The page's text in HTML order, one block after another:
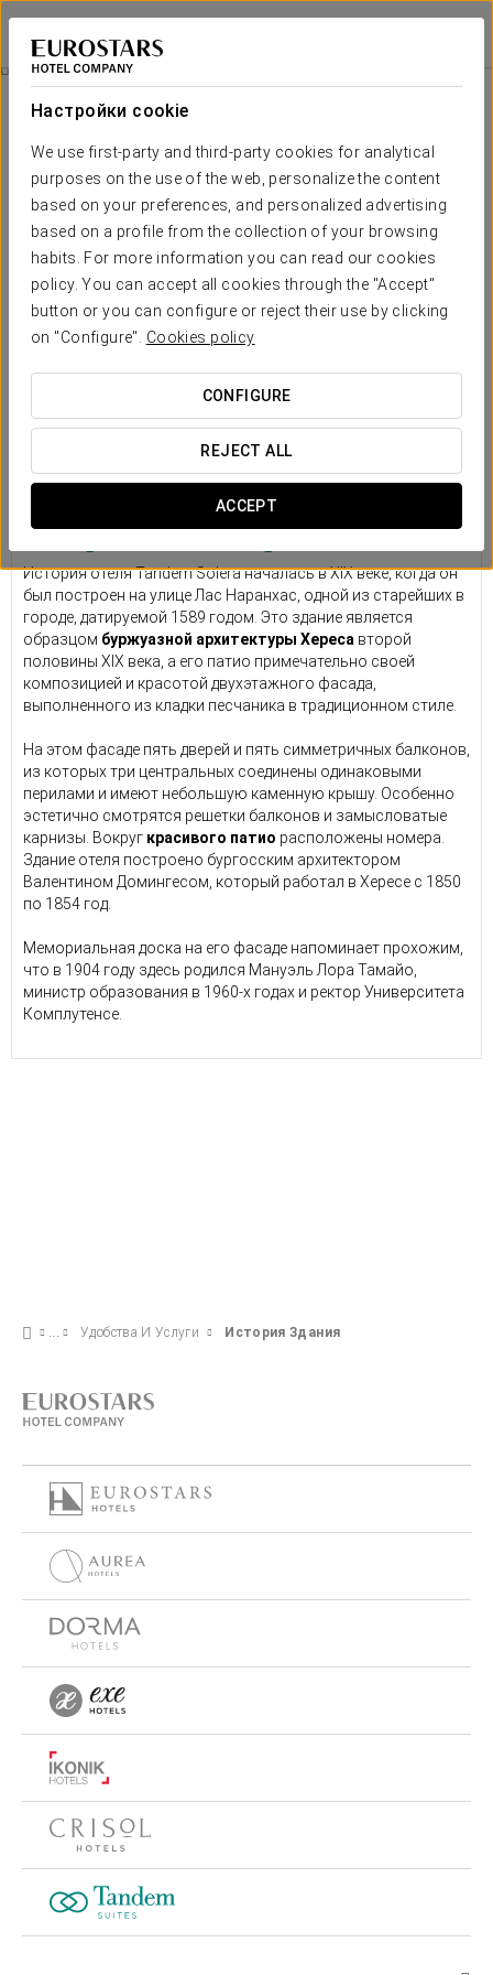
Настройки cookie
We use first-party and third-party cookies for analytical
purposes on the use of the web, personalize the content
based on your preferences, and personalized advertising
based on a profile from the collection of your browsing
habits. For more information you can read our cookies
policy. You can accept all cookies through the "Accept"
button or you can configure or reject their use by clicking
on "Configure". Cookies policy
CONFIGURE
REJECT ALL
ACCEPT
Tandem Solera
КАДИС - ХЕРЕС-ДЕ-ЛА-ФРОНТЕРА
История Здания
Размещение в очаровательном
историческом Хересе
История отеля Tandem Solera началась в XIX веке, когда он
был построен на улице Лас Наранхас, одной из старейших в
городе, датируемой 1589 годом. Это здание является
образцом буржуазной архитектуры Хереса второй
половины XIX века, а его патио примечательно своей
композицией и красотой двухэтажного фасада,
выполненного из кладки песчаника в традиционном стиле.
На этом фасаде пять дверей и пять симметричных балконов,
из которых три центральных соединены одинаковыми
перилами и имеют небольшую каменную крышу. Особенно
эстетично смотрятся решетки балконов и замысловатые
карнизы. Вокруг красивого патио расположены номера.
Здание отеля построено бургосским архитектором
Валентином Домингесом, который работал в Хересе с 1850
по 1854 год.
Мемориальная доска на его фасаде напоминает прохожим,
что в 1904 году здесь родился Мануэль Лора Тамайо,
министр образования в 1960-х годах и ректор Университета
Комплутенсе.
Удобства И Услуги История Здания